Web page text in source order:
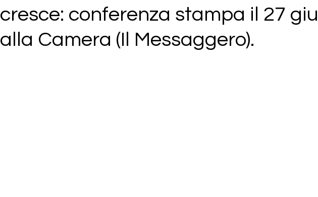
cresce: conferenza stampa il 27
alla Camera (Il Messaggero).